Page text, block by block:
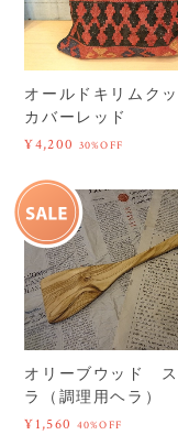
オールドキリムク
カバーレッド
¥4,200 30%OFF
オリーブウッド ス
ラ（調理用ヘラ）
¥1,560 40%OFF